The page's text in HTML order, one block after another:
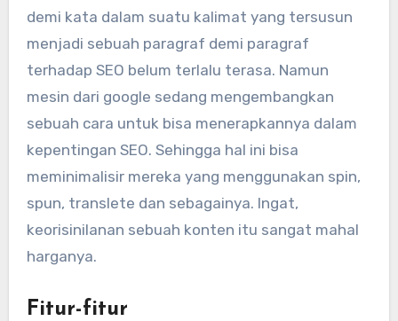
demi kata dalam suatu kalimat yang tersusun
menjadi sebuah paragraf demi paragraf
terhadap SEO belum terlalu terasa. Namun
mesin dari google sedang mengembangkan
sebuah cara untuk bisa menerapkannya dalam
kepentingan SEO. Sehingga hal ini bisa
meminimalisir mereka yang menggunakan spin,
spun, translete dan sebagainya. Ingat,
keorisinilanan sebuah konten itu sangat mahal
harganya.
Fitur-fitur